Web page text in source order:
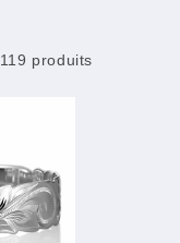
119 produits